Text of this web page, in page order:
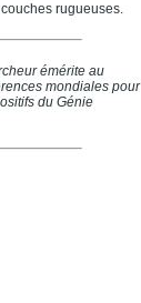
rugueuses.
émérite au
mondiales pour
du Génie